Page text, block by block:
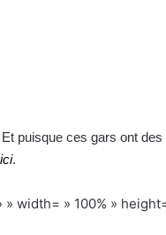
Et puisque ces gars ont
ici.
width= » 100% »